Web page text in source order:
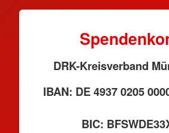
DRK-Kreisverband
IBAN: DE 4937 0205
BIC: